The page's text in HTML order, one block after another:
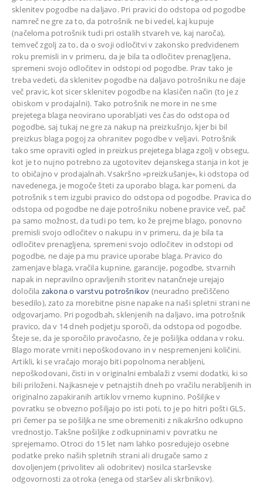
sklenitev pogodbe na daljavo. Pri pravici do odstopa od pogodbe
namreč ne gre za to, da potrošnik ne bi vedel, kaj kupuje
(načeloma potrošnik tudi pri ostalih stvareh ve, kaj naroča),
temveč zgolj za to, da o svoji odločitvi v zakonsko predvidenem
roku premisli in v primeru, da je bila ta odločitev prenagljena,
spremeni svojo odločitev in odstopi od pogodbe. Prav tako je
treba vedeti, da sklenitev pogodbe na daljavo potrošniku ne daje
več pravic, kot sicer sklenitev pogodbe na klasičen način (to je z
obiskom v prodajalni). Tako potrošnik ne more in ne sme
prejetega blaga neovirano uporabljati ves čas do odstopa od
pogodbe, saj tukaj ne gre za nakup na preizkušnjo, kjer bi bil
preizkus blaga pogoj za ohranitev pogodbe v veljavi. Potrošnik
tako sme opraviti ogled in preizkus prejetega blaga zgolj v obsegu,
kot je to nujno potrebno za ugotovitev dejanskega stanja in kot je
to običajno v prodajalnah. Vsakršno »preizkušanje«, ki odstopa od
navedenega, je mogoče šteti za uporabo blaga, kar pomeni, da
potrošnik s tem izgubi pravico do odstopa od pogodbe. Pravica do
odstopa od pogodbe ne daje potrošniku nobene pravice več, pač
pa samo možnost, da tudi po tem, ko že prejme blago, ponovno
premisli svojo odločitev o nakupu in v primeru, da je bila ta
odločitev prenagljena, spremeni svojo odločitev in odstopi od
pogodbe, ne daje pa mu pravice uporabe blaga. Pravico do
zamenjave blaga, vračila kupnine, garancije, pogodbe, stvarnih
napak in nepravilno opravljenih storitev natančneje urejajo
določila zakona o varstvu potrošnikov (neuradno prečiščeno
besedilo), zato za morebitne pisne napake na naši spletni strani ne
odgovarjamo. Pri pogodbah, sklenjenih na daljavo, ima potrošnik
pravico, da v 14 dneh podjetju sporoči, da odstopa od pogodbe.
Šteje se, da je sporočilo pravočasno, če je pošiljka oddana v roku.
Blago morate vrniti nepoškodovano in v nespremenjeni količini.
Artikli, ki se vračajo morajo biti popolnoma nerabljeni,
nepoškodovani, čisti in v originalni embalaži z vsemi dodatki, ki so
bili priloženi. Najkasneje v petnajstih dneh po vračilu nerabljenih in
originalno zapakiranih artiklov vrnemo kupnino. Pošiljke v
povratku se obvezno pošiljajo po isti poti, to je po hitri pošti GLS,
pri čemer pa se pošiljka ne sme obremeniti z nikakršno odkupno
vrednostjo. Takšne pošiljke z odkupninami v povratku ne
sprejemamo. Otroci do 15 let nam lahko posredujejo osebne
podatke preko naših spletnih strani ali drugače samo z
dovoljenjem (privolitev ali odobritev) nosilca starševske
odgovornosti za otroka (enega od staršev ali skrbnikov).